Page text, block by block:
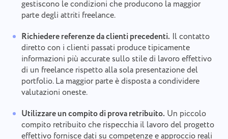
gestiscono le condizioni che producono la maggior
parte degli attriti freelance.
Richiedere referenze da clienti precedenti. Il contatto
diretto con i clienti passati produce tipicamente
informazioni più accurate sullo stile di lavoro effettivo
di un freelance rispetto alla sola presentazione del
portfolio. La maggior parte è disposta a condividere
valutazioni oneste.
Utilizzare un compito di prova retribuito. Un piccolo
compito retribuito che rispecchia il lavoro del progetto
effettivo fornisce dati su competenze e approccio reali